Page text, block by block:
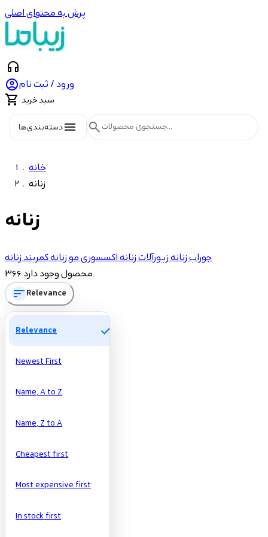
پرش به محتوای اصلی
headphones
ورود / ثبت نام
 سبد خرید
menuدسته‌بندی‌ها search
خانه
زنانه
اکسسوری مو زنانه
جوراب زنانه
55
زیورآلات زنانه
کمربند زنانه 30
Price
Manufacturers
زنانه
جوراب زنانهزیورآلات زنانهاکسسوری مو زنانهکمربند زنانه
366 محصول وجود دارد.
sortRelevance
Relevance check
Newest First
Name, A to Z
Name, Z to A
Cheapest first
Most expensive first
In stock first